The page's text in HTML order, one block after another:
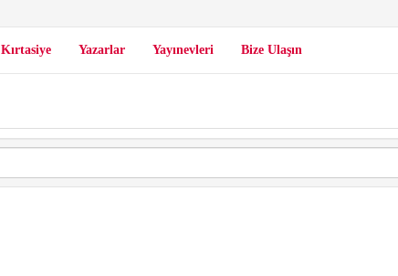
Kırtasiye Yazarlar Yayınevleri Bize Ulaşın